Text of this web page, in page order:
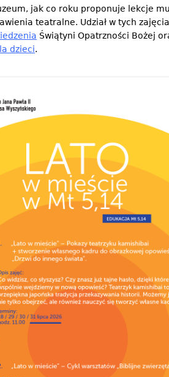
jak co roku proponuje lekcje
teatralne. Udział w tych
Świątyni Opatrzności Bożej
dzieci.